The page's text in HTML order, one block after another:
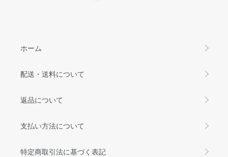
ホーム
配送・送料について
返品について
支払い方法について
特定商取引法に基づく表記